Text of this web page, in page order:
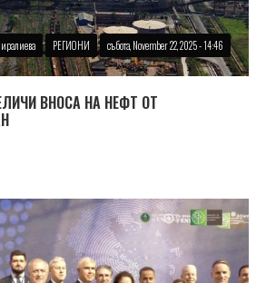
РЕГИОНИ събота, November 22, 2025 - 14:46
ВНОСА НА НЕФТ ОТ